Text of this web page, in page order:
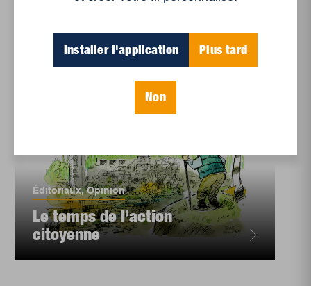
Éditoriaux,Opinion
Le temps de l’action
citoyenne
Installer l'application Plus tard
Non